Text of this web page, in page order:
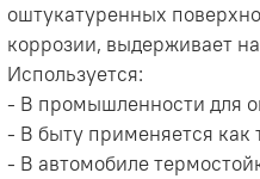
оштукатуренных
коррозии, выдерживает
Используется:
- В промышленности для
- В быту применяется как
- В автомобиле